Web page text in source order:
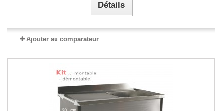
Détails
Ajouter au comparateur